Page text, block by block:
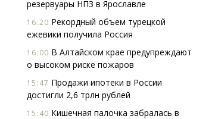
резервуары НПЗ в Ярославле
16:20 Рекордный объем турецкой
ежевики получила Россия
16:00 В Алтайском крае предупреждают
о высоком риске пожаров
15:47 Продажи ипотеки в России
достигли 2,6 трлн рублей
15:40 Кишечная палочка забралась в